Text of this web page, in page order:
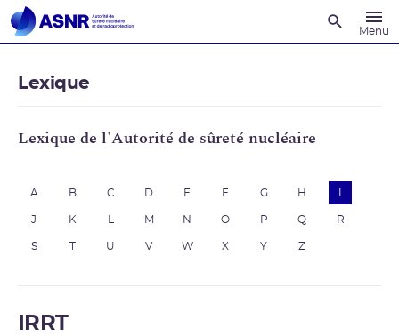
Menu
Lexique
Lexique de l'Autorité de sûreté nucléaire
A B C D E F G H
J K M N O P Q R
S U V W X Y Z
IRRT